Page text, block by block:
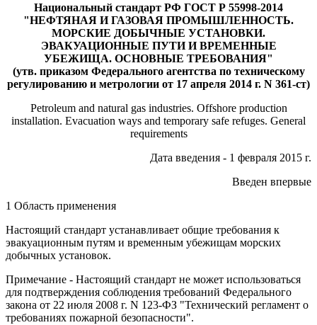
Национальный стандарт РФ ГОСТ Р 55998-2014
"НЕФТЯНАЯ И ГАЗОВАЯ ПРОМЫШЛЕННОСТЬ.
МОРСКИЕ ДОБЫЧНЫЕ УСТАНОВКИ.
ЭВАКУАЦИОННЫЕ ПУТИ И ВРЕМЕННЫЕ
УБЕЖИЩА. ОСНОВНЫЕ ТРЕБОВАНИЯ"
(утв. приказом Федерального агентства по техническому
регулированию и метрологии от 17 апреля 2014 г. N 361-ст)
Petroleum and natural gas industries. Offshore production
installation. Evacuation ways and temporary safe refuges. General
requirements
Дата введения - 1 февраля 2015 г.
Введен впервые
1 Область применения
Настоящий стандарт устанавливает общие требования к
эвакуационным путям и временным убежищам морских
добычных установок.
Примечание - Настоящий стандарт не может использоваться
для подтверждения соблюдения требований Федерального
закона от 22 июля 2008 г. N 123-ФЗ "Технический регламент о
требованиях пожарной безопасности".